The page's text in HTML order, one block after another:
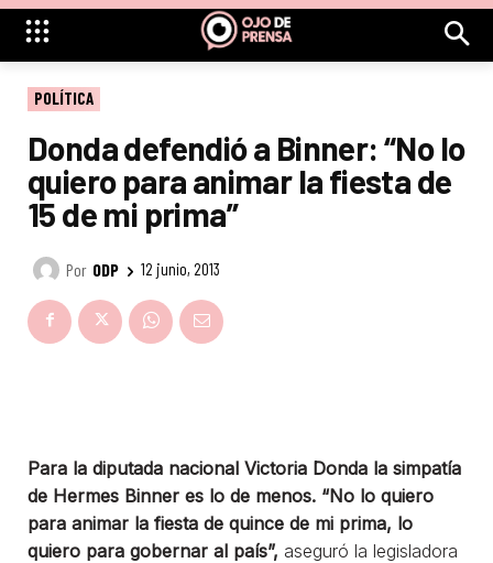
POLÍTICA
Donda defendió a Binner: “No lo
quiero para animar la fiesta de
15 de mi prima”
Por ODP 12 junio, 2013
Para la diputada nacional Victoria Donda la simpatía
de Hermes Binner es lo de menos. “No lo quiero
para animar la fiesta de quince de mi prima, lo
quiero para gobernar al país”, aseguró la legisladora